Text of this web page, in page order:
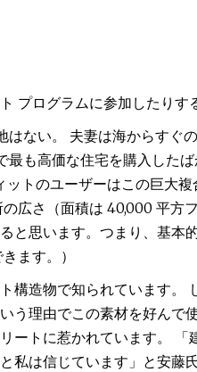
プログラムに参加したりす
ない。 夫妻は海からすぐ
も高価な住宅を購入した
トのユーザーはこの巨大
広さ（面積は 40,000 平方
と思います。つまり、基本
ます。）
構造物で知られています。
う理由でこの素材を好んで
ートに惹かれています。 「
私は信じています」と安藤